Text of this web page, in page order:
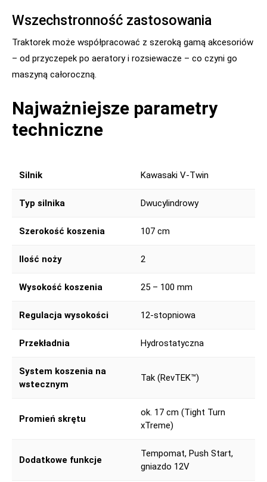
Wszechstronność zastosowania
Traktorek może współpracować z szeroką gamą akcesoriów
– od przyczepek po aeratory i rozsiewacze – co czyni go
maszyną całoroczną.
Najważniejsze parametry
techniczne
Silnik Kawasaki V-Twin
Typ silnika Dwucylindrowy
Szerokość koszenia 107 cm
Ilość noży 2
Wysokość koszenia 25 – 100 mm
Regulacja wysokości 12-stopniowa
Przekładnia Hydrostatyczna
System koszenia na
wstecznym
Tak (RevTEK™)
Promień skrętu
ok. 17 cm (Tight Turn
xTreme)
Dodatkowe funkcje
Tempomat, Push Start,
gniazdo 12V